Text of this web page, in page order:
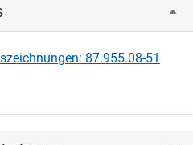
87.955.08-51